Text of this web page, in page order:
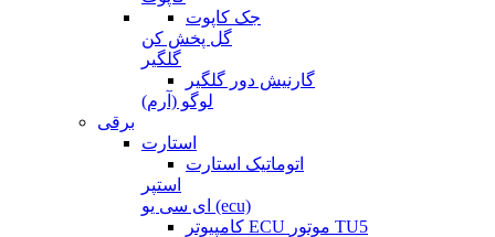
جک کاپوت
گل پخش کن
گلگیر
گارنیش دور گلگیر
لوگو (آرم)
برقی
استارت
اتوماتیک استارت
استپر
ای سی یو (ecu)
کامپیوتر ECU موتور TU5